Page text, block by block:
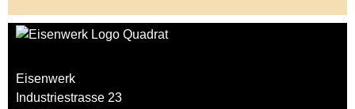
Eisenwerk
Industriestrasse 23